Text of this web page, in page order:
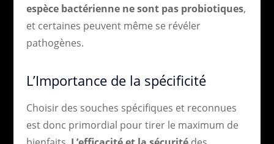
espèce bactérienne ne sont pas probiotiques,
et certaines peuvent même se révéler
pathogènes.
L’Importance de la spécificité
Choisir des souches spécifiques et reconnues
est donc primordial pour tirer le maximum de